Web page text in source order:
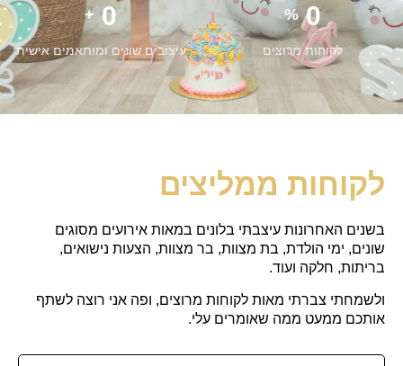
0
%
לקוחות מרוצים
0
+
עיצובים שונים ומותאמים אישית
לקוחות ממליצים
בשנים האחרונות עיצבתי בלונים במאות אירועים מסוגים
שונים, ימי הולדת, בת מצוות, בר מצוות, הצעות נישואים,
בריתות, חלקה ועוד.
ולשמחתי צברתי מאות לקוחות מרוצים, ופה אני רוצה לשתף
אותכם ממעט ממה שאומרים עלי.